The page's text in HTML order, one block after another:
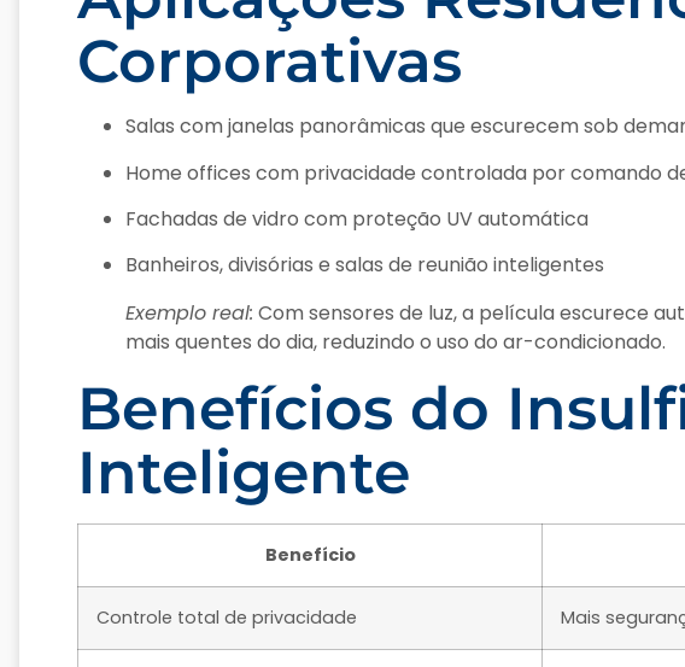
Corporativas
Salas com janelas panorâmicas que escurecem sob
Home offices com privacidade controlada por comando
Fachadas de vidro com proteção UV automática
Banheiros, divisórias e salas de reunião inteligentes
Exemplo real: Com sensores de luz, a película escurece
mais quentes do dia, reduzindo o uso do ar-condicionado.
Benefícios do
Inteligente
Benefício
Controle total de privacidade Mais